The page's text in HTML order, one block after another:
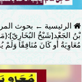
الرئيسية ← بحوث
بْنُ الجَعْد[شَيْخُ
مُعَاوِيَةُ أَو كَانَ مُنَافِقًا وَلَمْ